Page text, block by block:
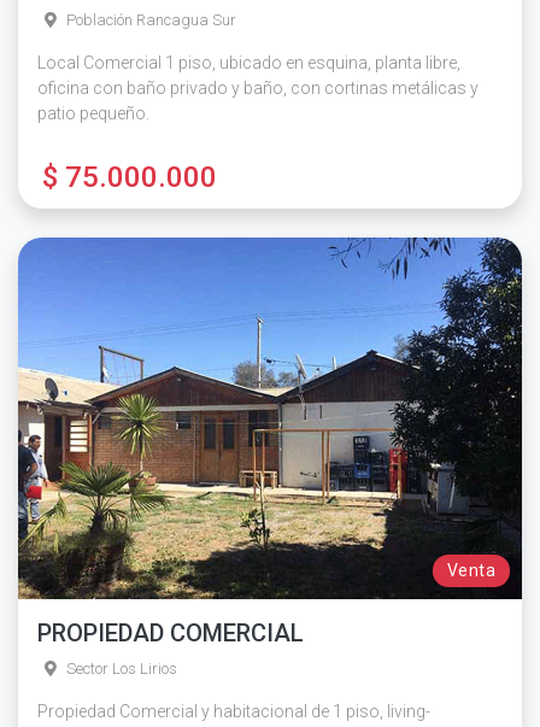
Población Rancagua Sur
Local Comercial 1 piso, ubicado en esquina, planta libre,
oficina con baño privado y baño, con cortinas metálicas y
patio pequeño.
$ 75.000.000
Venta
PROPIEDAD COMERCIAL
Sector Los Lirios
Propiedad Comercial y habitacional de 1 piso, living-